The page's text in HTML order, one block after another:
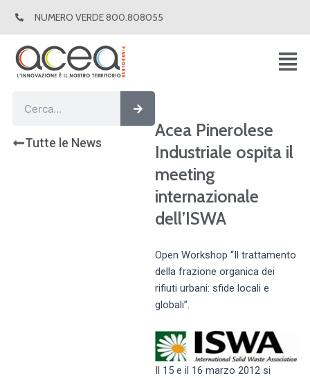
NUMERO VERDE 800.808055
Cerca
Tutte le News
Acea Pinerolese
Industriale ospita il
meeting
internazionale
dell’ISWA
Open Workshop “Il trattamento
della frazione organica dei
rifiuti urbani: sfide locali e
globali”.
Il 15 e il 16 marzo 2012 si